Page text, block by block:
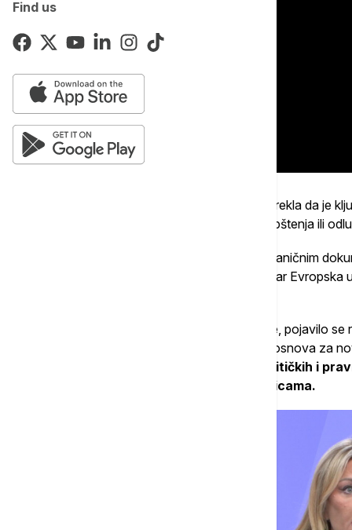
Find us
U emisiji Euronews Region, Joksimović je rekla da je
ishod u vidu zajedničkog dokumenta, saopštenja ili
„Ovoga puta nije se izašlo ni sa kakvim zvaničnim
proširenja i jednoj vrsti slabe kohezije unutar
Umesto zajedničkog zaključka, kako ističe, pojavilo
Merca, koje se u javnosti već tumači kao osnova za
navodi da taj dokument otvara niz političkih i
diferenciranog pristupa budućim članicama.